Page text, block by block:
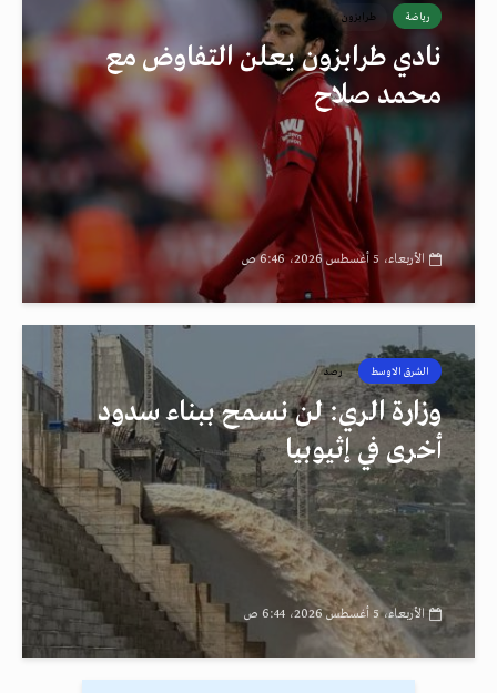
رياضة طرابزون
نادي طرابزون يعلن التفاوض مع
محمد صلاح
الأربعاء، 5 أغسطس 2026، 6:46 ص
الشرق الاوسط رصد
وزارة الري: لن نسمح ببناء سدود
أخرى في إثيوبيا
الأربعاء، 5 أغسطس 2026، 6:44 ص